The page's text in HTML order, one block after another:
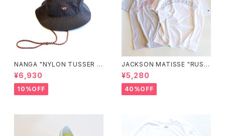
NANGA "NYLON TUSSER S
UNSHADE HAT"
¥6,930
10%OFF
JACKSON MATISSE "RUSS
ELL ATHLETIC×JM Logo T
ee"
¥5,280
40%OFF